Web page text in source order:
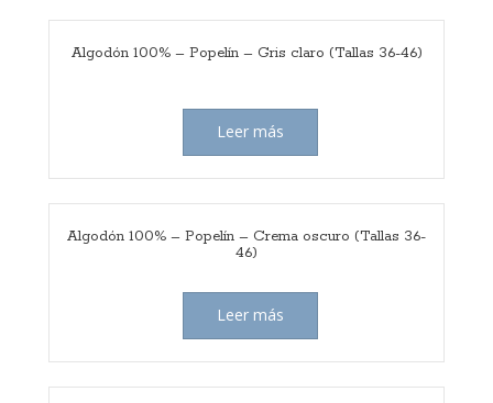
Algodón 100% – Popelín – Gris claro (Tallas 36-46)
Leer más
Algodón 100% – Popelín – Crema oscuro (Tallas 36-
46)
Leer más